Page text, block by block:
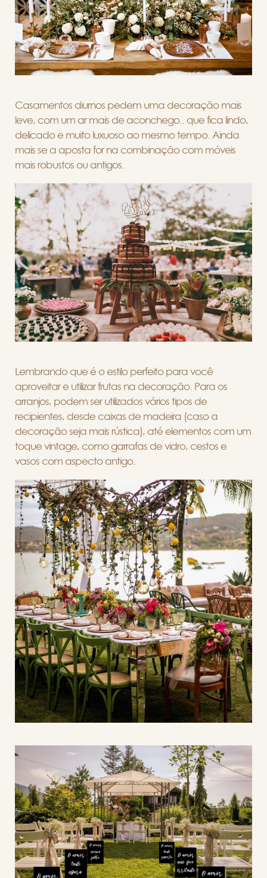
Casamentos diurnos pedem uma decoração mais
leve, com um ar mais de aconchego.. que fica lindo,
delicado e muito luxuoso ao mesmo tempo. Ainda
mais se a aposta for na combinação com móveis
mais robustos ou antigos.
Lembrando que é o estilo perfeito para você
aproveitar e utilizar frutas na decoração. Para os
arranjos, podem ser utilizados vários tipos de
recipientes, desde caixas de madeira (caso a
decoração seja mais rústica), até elementos com um
toque vintage, como garrafas de vidro, cestos e
vasos com aspecto antigo.